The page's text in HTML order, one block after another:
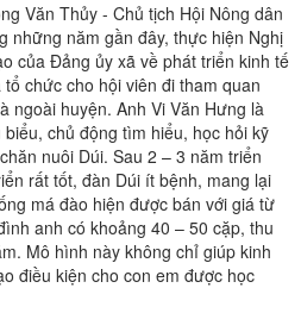
Văn Thủy - Chủ tịch Hội Nông dân
những năm gần đây, thực hiện Nghị
của Đảng ủy xã về phát triển kinh tế
chức cho hội viên đi tham quan
ngoài huyện. Anh Vi Văn Hưng là
chủ động tìm hiểu, học hỏi kỹ
nuôi Dúi. Sau 2 – 3 năm triển
rất tốt, đàn Dúi ít bệnh, mang lại
má đào hiện được bán với giá từ
anh có khoảng 40 – 50 cặp, thu
Mô hình này không chỉ giúp kinh
điều kiện cho con em được học